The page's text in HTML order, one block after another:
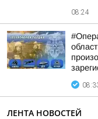
08:24
ЛЕНТА НОВОСТЕЙ